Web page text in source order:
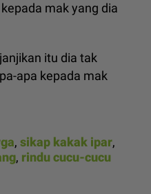
mak yang dia
itu dia tak
apa kepada mak
, sikap kakak ipar,
, rindu cucu-cucu